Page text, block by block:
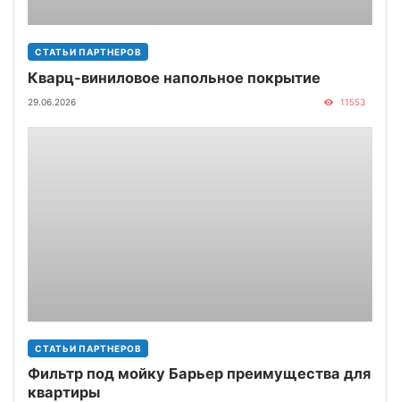
СТАТЬИ ПАРТНЕРОВ
Кварц-виниловое напольное покрытие
29.06.2026 11553
СТАТЬИ ПАРТНЕРОВ
Фильтр под мойку Барьер преимущества для
квартиры